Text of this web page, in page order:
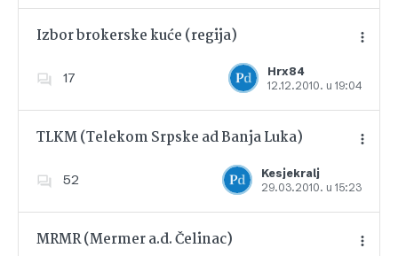
Izbor brokerske kuće (regija)
17
Hrx84
12.12.2010. u 19:04
Dodajte u favorite
TLKM (Telekom Srpske ad Banja Luka)
52
Kesjekralj
29.03.2010. u 15:23
Dodajte u favorite
MRMR (Mermer a.d. Čelinac)